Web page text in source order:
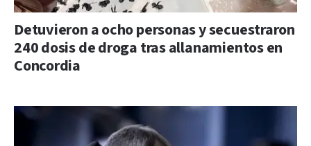
Detuvieron a ocho personas y secuestraron
240 dosis de droga tras allanamientos en
Concordia